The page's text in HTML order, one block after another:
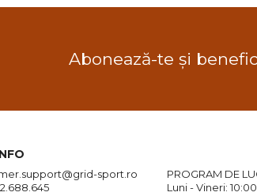
Abonează-te și
sport.ro
PROGRAM DE
Luni - Vineri: